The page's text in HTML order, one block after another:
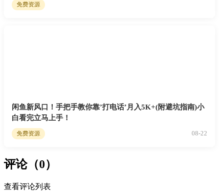
免费资源
闲鱼新风口！手把手教你靠’打电话’月入5K+(附避坑指南)小
白看完立马上手！
免费资源 08-22
评论（0）
查看评论列表